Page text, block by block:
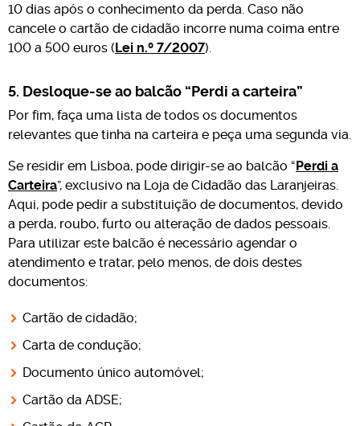
10 dias após o conhecimento da perda. Caso não
cancele o cartão de cidadão incorre numa coima entre
100 a 500 euros (Lei n.º 7/2007).
5. Desloque-se ao balcão “Perdi a carteira”
Por fim, faça uma lista de todos os documentos
relevantes que tinha na carteira e peça uma segunda via.
Se residir em Lisboa, pode dirigir-se ao balcão “Perdi a
Carteira”, exclusivo na Loja de Cidadão das Laranjeiras.
Aqui, pode pedir a substituição de documentos, devido
a perda, roubo, furto ou alteração de dados pessoais.
Para utilizar este balcão é necessário agendar o
atendimento e tratar, pelo menos, de dois destes
documentos:
Cartão de cidadão;
Carta de condução;
Documento único automóvel;
Cartão da ADSE;